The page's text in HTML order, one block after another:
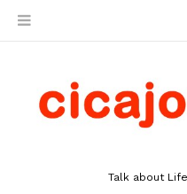
Talk about